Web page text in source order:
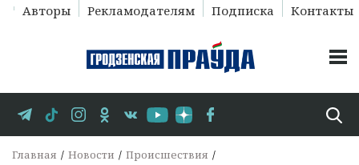
Авторы Рекламодателям Подписка Контакты
Главная Новости Происшествия